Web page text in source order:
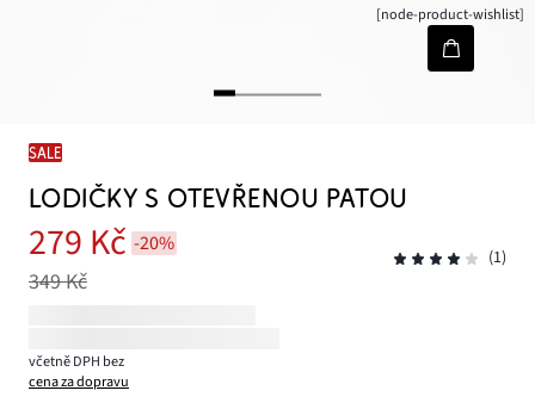
[node-product-wishlist]
SALE
LODIČKY S OTEVŘENOU PATOU
279 Kč -20%
349 Kč
(1)
včetně DPH bez
cena za dopravu